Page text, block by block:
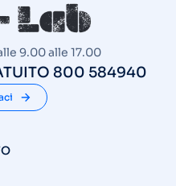
9.00 alle 17.00
800 584940